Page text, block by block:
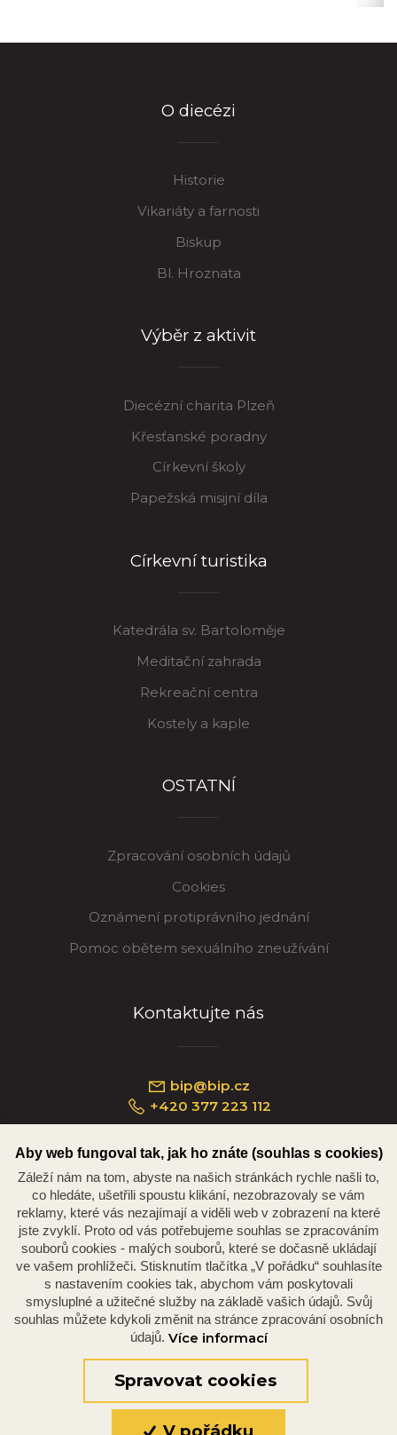
O diecézi
Historie
Vikariáty a farnosti
Biskup
Bl. Hroznata
Výběr z aktivit
Diecézní charita Plzeň
Křesťanské poradny
Církevní školy
Papežská misijní díla
Církevní turistika
Katedrála sv. Bartoloměje
Meditační zahrada
Rekreační centra
Kostely a kaple
OSTATNÍ
Zpracování osobních údajů
Cookies
Oznámení protiprávního jednání
Pomoc obětem sexuálního zneužívání
Kontaktujte nás
bip@bip.cz
+420 377 223 112
Náměstí Republiky 234/35, 301 00 Plzeň
© 2026 Oficiální stránky Plzeňské diecéze
Aby web fungoval tak, jak ho znáte (souhlas s cookies)
Záleží nám na tom, abyste na našich stránkách rychle našli to,
co hledáte, ušetřili spoustu klikání, nezobrazovaly se vám
reklamy, které vás nezajímají a viděli web v zobrazení na které
jste zvyklí. Proto od vás potřebujeme souhlas se zpracováním
souborů cookies - malých souborů, které se dočasně ukládají
ve vašem prohlížeči. Stisknutím tlačítka „V pořádku“ souhlasíte
s nastavením cookies tak, abychom vám poskytovali
smysluplné a užitečné služby na základě vašich údajů. Svůj
souhlas můžete kdykoli změnit na stránce zpracování osobních
údajů. Více informací
Spravovat cookies
V pořádku